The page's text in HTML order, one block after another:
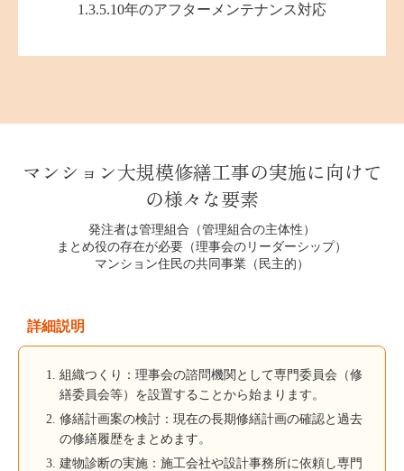
1.3.5.10年のアフターメンテナンス対応
マンション大規模修繕工事の実施に向けて
の様々な要素
発注者は管理組合 （管理組合の主体性）
まとめ役の存在が必要 （理事会のリーダーシップ）
マンション住民の共同事業 （民主的）
詳細説明
組織つくり：理事会の諮問機関として専門委員会（修
繕委員会等）を設置することから始まります。
修繕計画案の検討：現在の長期修繕計画の確認と過去
の修繕履歴をまとめます。
建物診断の実施：施工会社や設計事務所に依頼し専門